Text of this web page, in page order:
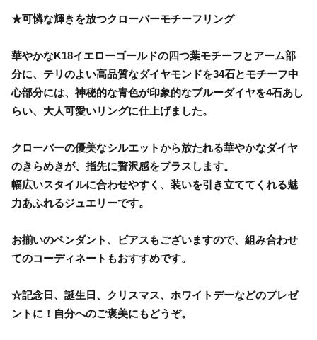
★可憐な輝きを放つクローバーモチーフリング
華やかなK18イエローゴールドの四つ葉モチーフとアーム部
分に、テリのよい高品質なダイヤモンドを34石とモチーフ中
心部分には、神秘的な青色が印象的なブルーダイヤを4石あし
らい、大人可愛いリングに仕上げました。
クローバーの優美なシルエットから放たれる華やかなダイヤ
のきらめきが、指先に贅沢感をプラスします。
幅広いスタイルに合わせやすく、装いを引き立ててくれる魅
力あふれるジュエリーです。
お揃いのペンダント、ピアスもございますので、組み合わせ
てのコーディネートもおすすめです。
☆記念日、誕生日、クリスマス、ホワイトデーなどのプレゼ
ントに！自分へのご褒美にもどうぞ。